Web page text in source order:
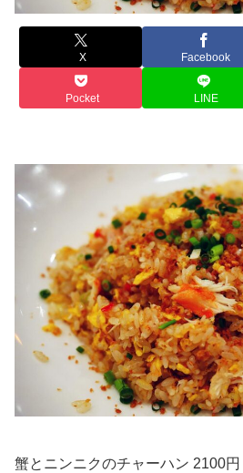
X Facebook
Pocket LINE
蟹とニンニクのチャーハン 2100円